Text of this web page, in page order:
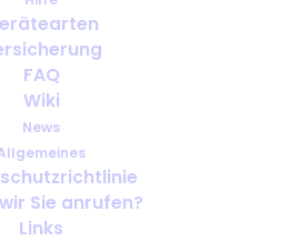
FAQ
Wiki
News
Sie anrufen?
Links
hier an, um
zu